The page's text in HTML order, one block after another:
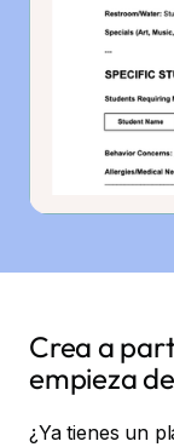
Crea a
empieza
¿Ya tienes un